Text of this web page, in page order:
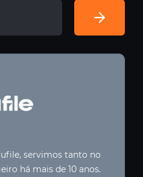
servimos tanto no
há mais de 10 anos.